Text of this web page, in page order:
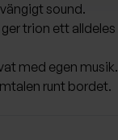
sound.
trion ett alldeles
med egen musik.
runt bordet.